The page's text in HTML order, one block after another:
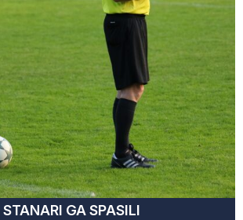
STANARI GA SPASILI